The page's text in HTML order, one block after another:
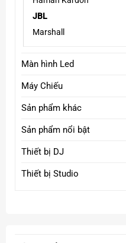
JBL
Marshall
Màn hình Led
Máy Chiếu
Sản phẩm khác
Sản phẩm nổi bật
Thiết bị DJ
Thiết bị Studio